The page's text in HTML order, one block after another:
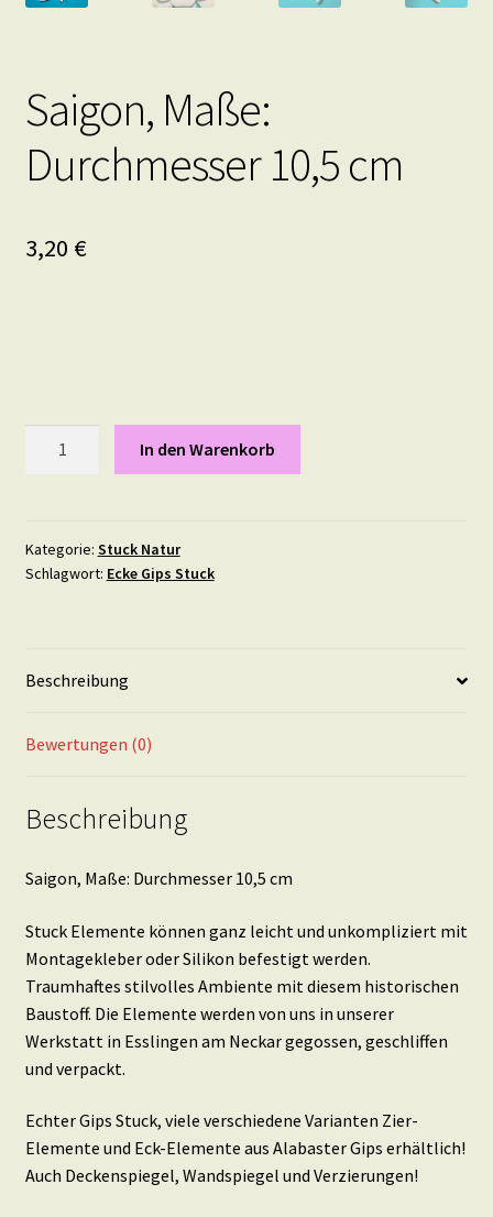
Saigon, Maße:
Durchmesser 10,5 cm
3,20 €
cm
Menge
In den Warenkorb
Kategorie: Stuck Natur
Schlagwort: Ecke Gips Stuck
Beschreibung
Bewertungen (0)
Beschreibung
Saigon, Maße: Durchmesser 10,5 cm
Stuck Elemente können ganz leicht und unkompliziert mit
Montagekleber oder Silikon befestigt werden.
Traumhaftes stilvolles Ambiente mit diesem historischen
Baustoff. Die Elemente werden von uns in unserer
Werkstatt in Esslingen am Neckar gegossen, geschliffen
und verpackt.
Echter Gips Stuck, viele verschiedene Varianten Zier-
Elemente und Eck-Elemente aus Alabaster Gips erhältlich!
Auch Deckenspiegel, Wandspiegel und Verzierungen!